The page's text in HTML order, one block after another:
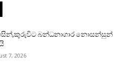
බන්ධනාගාර නොසන්සුන්
7, 2026